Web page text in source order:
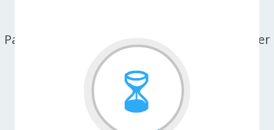
Partager cette page sur facebook ou X-twitter